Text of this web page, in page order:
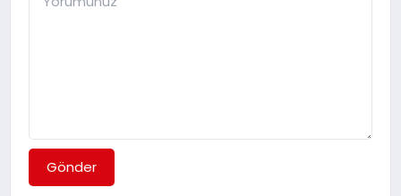
Gönder